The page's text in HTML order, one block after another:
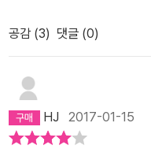
다. 김도인님도 혹시 저처
아마 그럴지도 모르겠습니다
하는 쪽보다는 듣는 쪽입니
게 하는 의견을 제시하고
는 성격은 절대 아닙니다.
능과도 일정부분 연관이 있
로 시작해서 쓸데없는 이야
이다. 개인적으로 ‘인사이드
문제를 해소하는데 활용하고
자연스럽고, 각 문장도 매끄
서 다시 잃은 문장이 없어
책을 다 읽고 나서는 뭔가 너
은 느낌이 큰데, 풍성하다라
공감 (3) 댓글 (0)
HJ 2017-01-15